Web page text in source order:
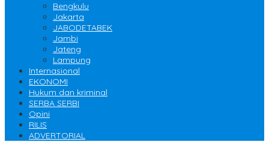
Bengkulu
Jakarta
JABODETABEK
Jambi
Jateng
Lampung
Internasional
EKONOMI
Hukum dan kriminal
SERBA SERBI
Opini
RILIS
ADVERTORIAL